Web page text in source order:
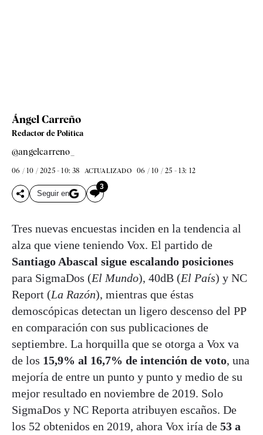
Ángel Carreño
Redactor de Política
@angelcarreno_
06 / 10 / 2025 - 10: 38 ACTUALIZADO 06 / 10 / 25 - 13: 12
Seguir en
3
Tres nuevas encuestas inciden en la tendencia al
alza que viene teniendo Vox. El partido de
Santiago Abascal sigue escalando posiciones
para SigmaDos (El Mundo), 40dB (El País) y NC
Report (La Razón), mientras que éstas
demoscópicas detectan un ligero descenso del PP
en comparación con sus publicaciones de
septiembre. La horquilla que se otorga a Vox va
de los 15,9% al 16,7% de intención de voto, una
mejoría de entre un punto y punto y medio de su
mejor resultado en noviembre de 2019. Solo
SigmaDos y NC Reporta atribuyen escaños. De
los 52 obtenidos en 2019, ahora Vox iría de 53 a